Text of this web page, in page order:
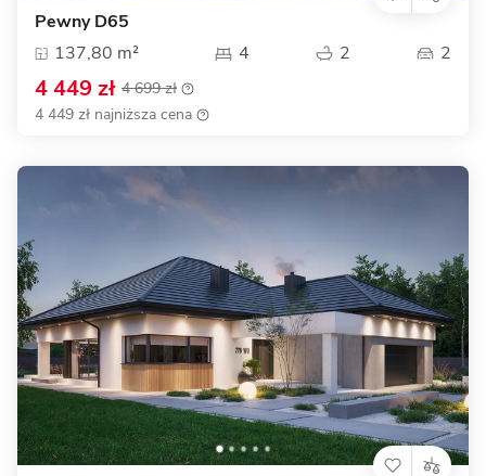
Pewny D65
137,80 m²
4 2 2
4 449 zł 4 699 zł
4 449 zł najniższa cena